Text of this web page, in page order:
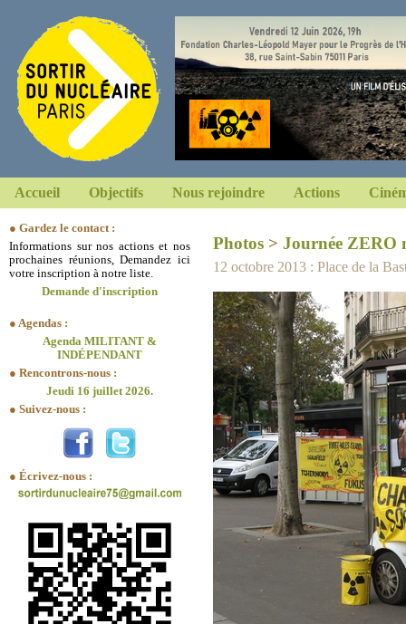
Accueil Objectifs Nous rejoindre Actions
● Gardez le contact :
Informations sur nos actions et nos
prochaines réunions, Demandez ici
votre inscription à notre liste.
Demande d'inscription
● Agendas :
Agenda MILITANT &
INDÉPENDANT
● Rencontrons-nous :
Jeudi 16 juillet 2026.
● Suivez-nous :
● Écrivez-nous :
Photos > Journée ZERO
12 octobre 2013 : Place de la